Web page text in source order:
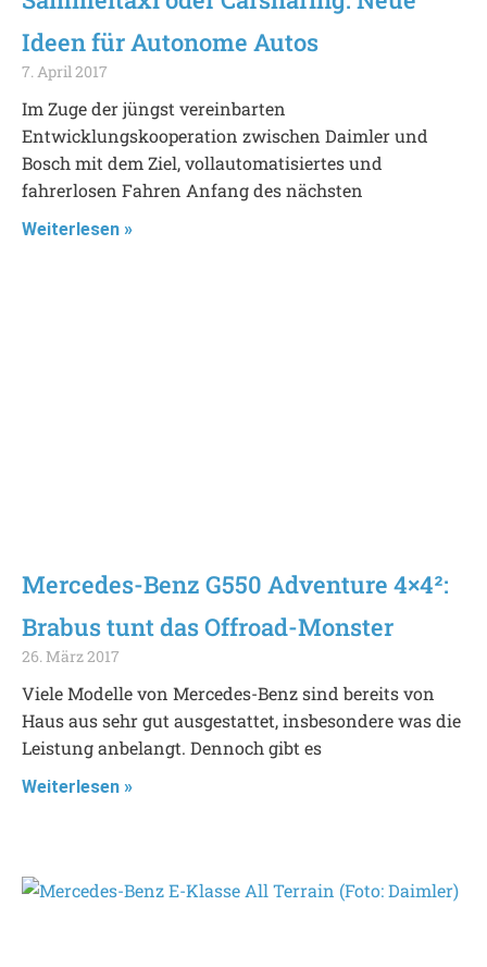
Ideen für Autonome Autos
7. April 2017
Im Zuge der jüngst vereinbarten
Entwicklungskooperation zwischen Daimler und
Bosch mit dem Ziel, vollautomatisiertes und
fahrerlosen Fahren Anfang des nächsten
Weiterlesen »
Mercedes-Benz G550 Adventure 4×4²:
Brabus tunt das Offroad-Monster
26. März 2017
Viele Modelle von Mercedes-Benz sind bereits von
Haus aus sehr gut ausgestattet, insbesondere was die
Leistung anbelangt. Dennoch gibt es
Weiterlesen »